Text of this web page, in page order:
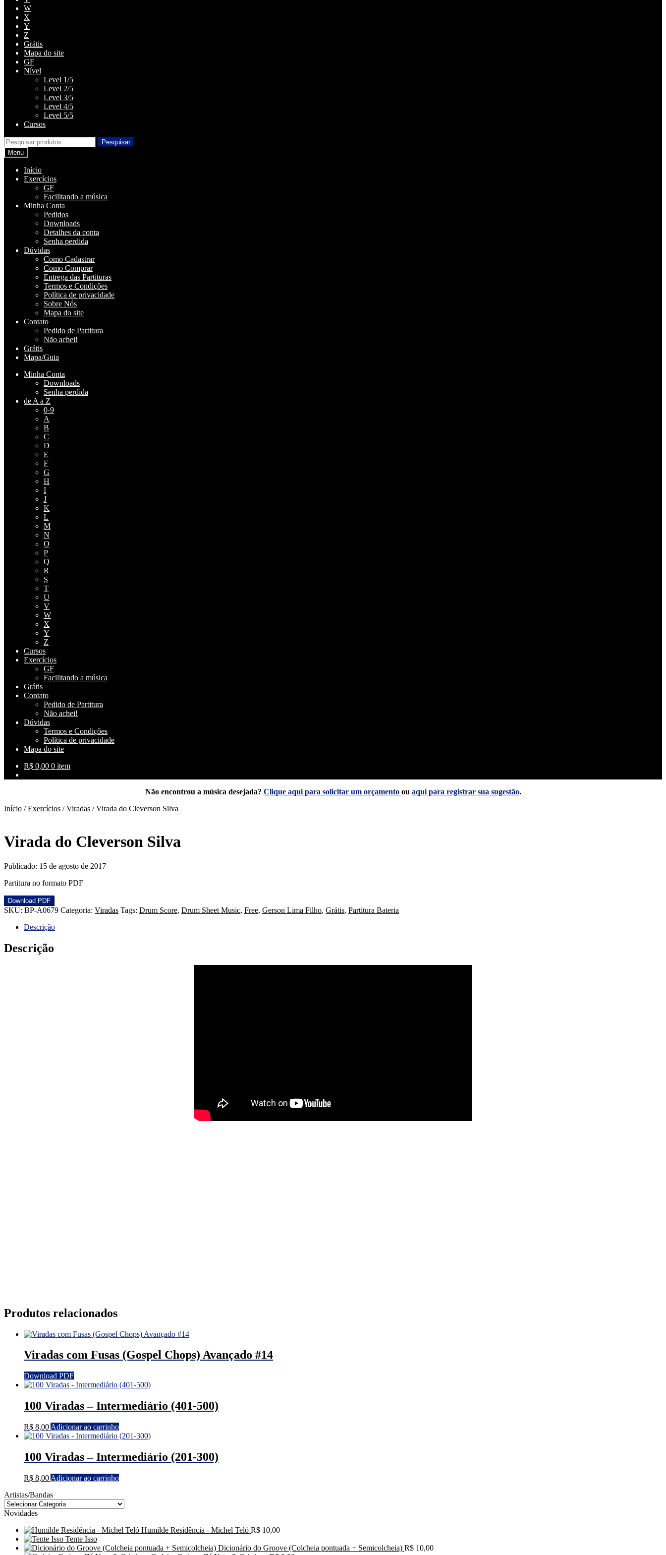
W
X
Y
Z
Grátis
Mapa do site
GF
Nível
Level 1/5
Level 2/5
Level 3/5
Level 4/5
Level 5/5
Cursos
Pesquisar
por:
Pesquisar
Menu
Início
Exercícios
GF
Facilitando a música
Minha Conta
Pedidos
Downloads
Detalhes da conta
Senha perdida
Dúvidas
Como Cadastrar
Como Comprar
Entrega das Partituras
Termos e Condições
Política de privacidade
Sobre Nós
Mapa do site
Contato
Pedido de Partitura
Não achei!
Grátis
Mapa/Guia
Minha Conta
Downloads
Senha perdida
de A a Z
0-9
A
B
C
D
E
F
G
H
I
J
K
L
M
N
O
P
Q
R
S
T
U
V
W
X
Y
Z
Cursos
Exercícios
GF
Facilitando a música
Grátis
Contato
Pedido de Partitura
Não achei!
Dúvidas
Termos e Condições
Política de privacidade
Mapa do site
R$ 0,00 0 item
Não encontrou a música desejada? Clique aqui para solicitar um orçamento ou aqui para registrar sua sugestão.
Início /Exercícios /Viradas /Virada do Cleverson Silva
Virada do Cleverson Silva
Publicado: 15 de agosto de 2017
Partitura no formato PDF
Download PDF
SKU: BP-A0679 Categoria: Viradas Tags: Drum Score, Drum Sheet Music, Free, Gerson Lima Filho, Grátis, Partitura Bateria
Descrição
Descrição
Produtos relacionados
Viradas com Fusas (Gospel Chops) Avançado #14
Download PDF
100 Viradas – Intermediário (401-500)
R$ 8,00 Adicionar ao carrinho
100 Viradas – Intermediário (201-300)
R$ 8,00 Adicionar ao carrinho
Artistas/Bandas
Novidades
Humilde Residência - Michel Teló R$ 10,00
Tente Isso
Dicionário do Groove (Colcheia pontuada + Semicolcheia) R$ 10,00